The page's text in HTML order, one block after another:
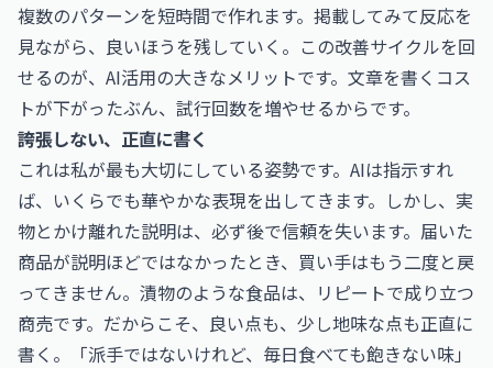
複数のパターンを短時間で作れます。掲載してみて反応を
見ながら、良いほうを残していく。この改善サイクルを回
せるのが、AI活用の大きなメリットです。文章を書くコス
トが下がったぶん、試行回数を増やせるからです。
誇張しない、正直に書く
これは私が最も大切にしている姿勢です。AIは指示すれ
ば、いくらでも華やかな表現を出してきます。しかし、実
物とかけ離れた説明は、必ず後で信頼を失います。届いた
商品が説明ほどではなかったとき、買い手はもう二度と戻
ってきません。漬物のような食品は、リピートで成り立つ
商売です。だからこそ、良い点も、少し地味な点も正直に
書く。「派手ではないけれど、毎日食べても飽きない味」